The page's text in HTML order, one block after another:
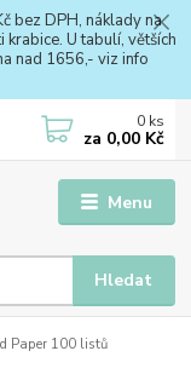
bez DPH, náklady na
U tabulí, větších
nad 1656,- viz info
Menu
Hledat
0 ks
za 0,00 Kč
Paper 100 listů